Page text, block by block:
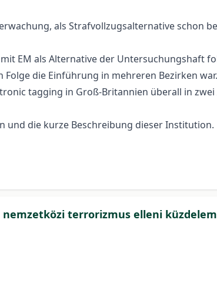
als Strafvollzugsalternative schon
EM als Alternative der Untersuchungshaft
die Einführung in mehreren Bezirken war.
tagging in Groß-Britannien überall in
und die kurze Beschreibung dieser Institution.
terrorizmus elleni küzdelem